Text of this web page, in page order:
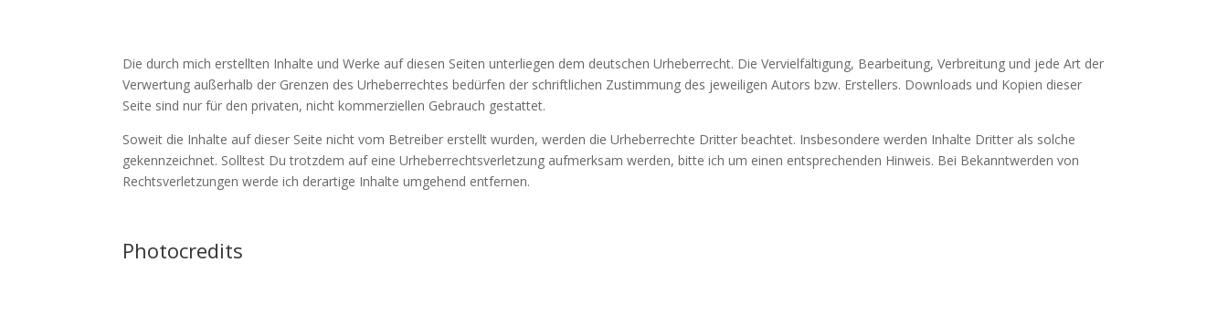
Die durch mich erstellten Inhalte und Werke auf diesen Seiten unterliegen dem deutschen Urheberrecht. Die Vervielfältigung, Bearbeitung, Verbreitung und jede Art der
Verwertung außerhalb der Grenzen des Urheberrechtes bedürfen der schriftlichen Zustimmung des jeweiligen Autors bzw. Erstellers. Downloads und Kopien dieser
Seite sind nur für den privaten, nicht kommerziellen Gebrauch gestattet.
Soweit die Inhalte auf dieser Seite nicht vom Betreiber erstellt wurden, werden die Urheberrechte Dritter beachtet. Insbesondere werden Inhalte Dritter als solche
gekennzeichnet. Solltest Du trotzdem auf eine Urheberrechtsverletzung aufmerksam werden, bitte ich um einen entsprechenden Hinweis. Bei Bekanntwerden von
Rechtsverletzungen werde ich derartige Inhalte umgehend entfernen.
Photocredits